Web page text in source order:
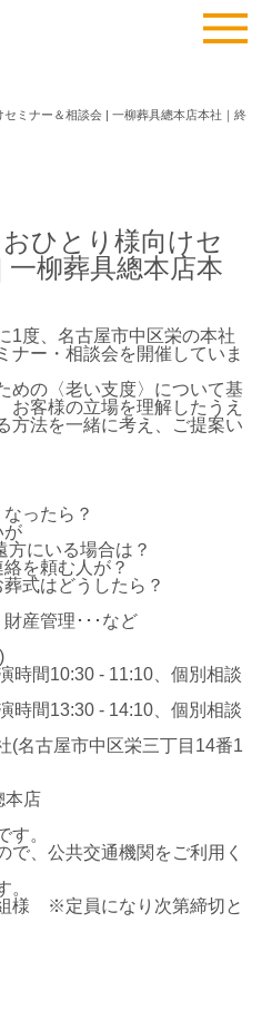
ミナー＆相談会 | 一柳葬具總本店本社｜終
ひとり様向けセ
一柳葬具總本店本
1度、名古屋市中区栄の本社
ナー・相談会を開催していま
めの〈老い支度〉について基
お客様の立場を理解したうえ
方法を一緒に考え、ご提案い
ったら？
が
方にいる場合は？
を頼む人が？
式はどうしたら？
産管理･･･など
時間10:30 - 11:10、個別相談
時間13:30 - 14:10、個別相談
(名古屋市中区栄三丁目14番1
本店
す。
、公共交通機関をご利用く
。
組様 ※定員になり次第締切と